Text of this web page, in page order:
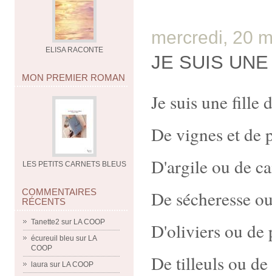
ELISA RACONTE
MON PREMIER ROMAN
LES PETITS CARNETS BLEUS
COMMENTAIRES
RÉCENTS
Tanette2 sur LA COOP
écureuil bleu sur LA
COOP
laura sur LA COOP
mercredi, 20
JE SUIS
Je suis une fille
De vignes et de
D'argile ou de
De sécheresse
D'oliviers ou de
De tilleuls ou